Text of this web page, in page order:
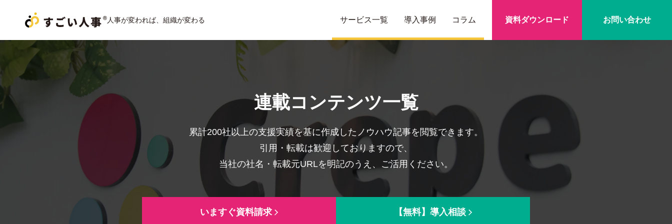
人事が変われば、組織が変わる サービス一覧 導入事例 コラム 資料ダウンロード お問い合わせ
連載コンテンツ一覧
累計200社以上の支援実績を基に作成したノウハウ記事を閲覧できます。
引用・転載は歓迎しておりますので、
当社の社名・転載元URLを明記のうえ、ご活用ください。
いますぐ資料請求 【無料】導入相談